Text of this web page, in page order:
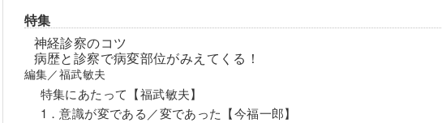
特集
神経診察のコツ
病歴と診察で病変部位がみえてくる！
編集／福武敏夫
特集にあたって【福武敏夫】
1．意識が変である／変であった【今福一郎】